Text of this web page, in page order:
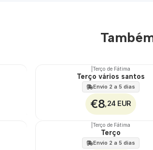
Terço de Fátima
Terço vários santos
Envio 2 a 5 dias
€8 ,24 EUR
Terço de Fátima
Terço
Envio 2 a 5 dias